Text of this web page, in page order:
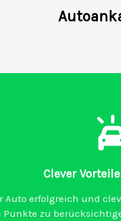
Clever
Auto erfolgreich und
zu